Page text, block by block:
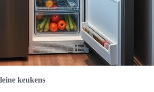
keukens